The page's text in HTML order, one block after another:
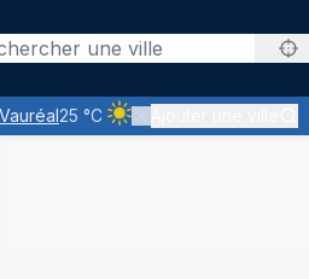
Vauréal25 °C
Ciel clair - quasiment